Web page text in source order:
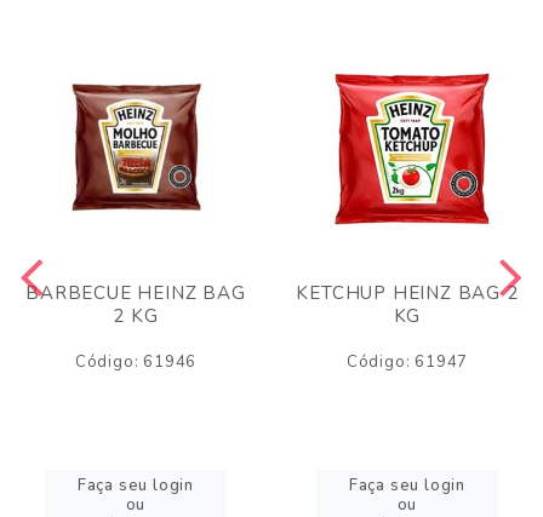
BARBECUE HEINZ BAG
2 KG
Código: 61946
Faça seu login
ou
KETCHUP HEINZ BAG 2
KG
Código: 61947
Faça seu login
ou